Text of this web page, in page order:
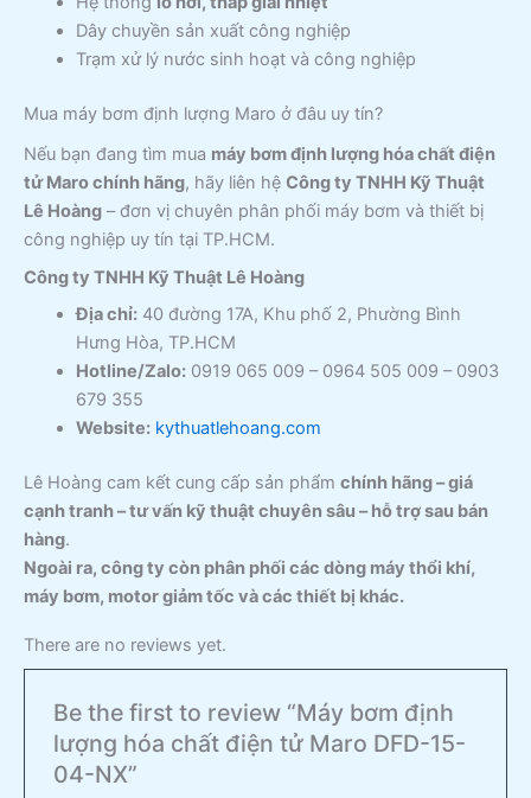
Dây chuyền sản xuất công nghiệp
Trạm xử lý nước sinh hoạt và công nghiệp
Mua máy bơm định lượng Maro ở đâu uy tín?
Nếu bạn đang tìm mua máy bơm định lượng hóa chất điện
tử Maro chính hãng, hãy liên hệ Công ty TNHH Kỹ Thuật
Lê Hoàng – đơn vị chuyên phân phối máy bơm và thiết bị
công nghiệp uy tín tại TP.HCM.
Công ty TNHH Kỹ Thuật Lê Hoàng
Địa chỉ:40 đường 17A, Khu phố 2, Phường Bình
Hưng Hòa, TP.HCM
Hotline/Zalo:0919 065 009 – 0964 505 009 – 0903
679 355
Website: kythuatlehoang.com
Lê Hoàng cam kết cung cấp sản phẩm chính hãng – giá
cạnh tranh – tư vấn kỹ thuật chuyên sâu – hỗ trợ sau bán
hàng.
Ngoài ra, công ty còn phân phối các dòng máy thổi khí,
máy bơm, motor giảm tốc và các thiết bị khác.
There are no reviews yet.
Be the first to review “Máy bơm định
lượng hóa chất điện tử Maro DFD-15-
04-NX”